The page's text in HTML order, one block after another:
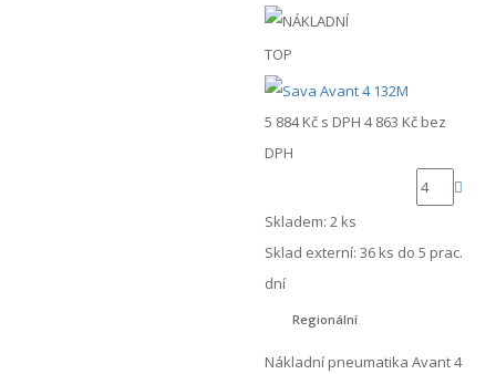
TOP
5 884 Kč s DPH 4 863 Kč bez
DPH
Skladem: 2 ks
Sklad externí: 36 ks do 5 prac.
dní
Regionální
Nákladní pneumatika Avant 4